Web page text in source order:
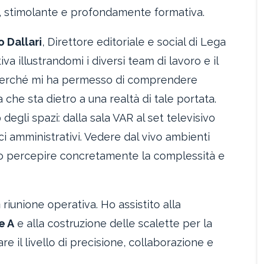
stimolante e profondamente formativa.
Dallari, Direttore editoriale e social di Lega
illustrandomi i diversi team di lavoro e il
mi ha permesso di comprendere
sta dietro a una realtà di tale portata.
spazi: dalla sala VAR al set televisivo
amministrativi. Vedere dal vivo ambienti
percepire concretamente la complessità e
operativa. Ho assistito alla
A e alla costruzione delle scalette per la
il livello di precisione, collaborazione e